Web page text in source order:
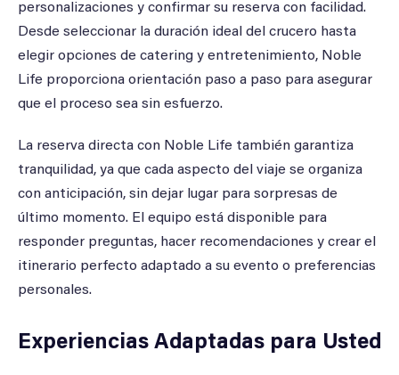
personalizaciones y confirmar su reserva con facilidad.
Desde seleccionar la duración ideal del crucero hasta
elegir opciones de catering y entretenimiento, Noble
Life proporciona orientación paso a paso para asegurar
que el proceso sea sin esfuerzo.
La reserva directa con Noble Life también garantiza
tranquilidad, ya que cada aspecto del viaje se organiza
con anticipación, sin dejar lugar para sorpresas de
último momento. El equipo está disponible para
responder preguntas, hacer recomendaciones y crear el
itinerario perfecto adaptado a su evento o preferencias
personales.
Experiencias Adaptadas para Usted